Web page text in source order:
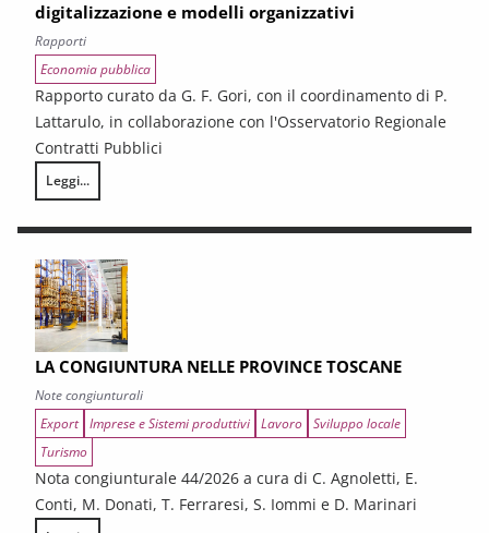
digitalizzazione e modelli organizzativi
Rapporti
Economia pubblica
Rapporto curato da G. F. Gori, con il coordinamento di P.
Lattarulo, in collaborazione con l'Osservatorio Regionale
Contratti Pubblici
Leggi...
I CONTRATTI PUBBLICI AL TERMINE DEL PNRR – Andamento
LA CONGIUNTURA NELLE PROVINCE TOSCANE
Note congiunturali
Export Imprese e Sistemi produttivi Lavoro Sviluppo locale
Turismo
Nota congiunturale 44/2026 a cura di C. Agnoletti, E.
Conti, M. Donati, T. Ferraresi, S. Iommi e D. Marinari